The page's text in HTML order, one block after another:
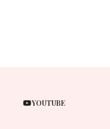
YOUTUBE